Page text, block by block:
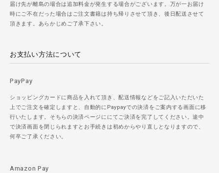
届け先が離島の場合は追加料金が発生する場合がございます。万が一お届け
時にご不在だった場合はご注文書籍は持ち帰りさせて頂き、後日配送させて
頂きます。あらかじめご了承下さい。
お支払い方法について
PayPay
ショッピングカードに商品を入れて頂き、配送情報などをご記入いただいた
上でご注文を確定しますと、自動的にPaypayでの決済をご案内する画面に移
行いたします。そちらの決済ページににてご決済を完了してください。途中
で決済画面を閉じられますとお手続きは初めからやり直しとなりますので、
何卒ご了承ください。
Amazon Pay